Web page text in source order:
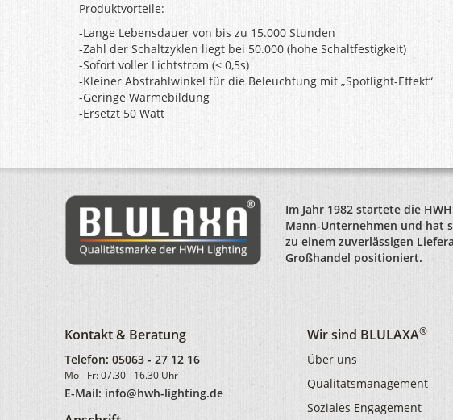
Produktvorteile:
-Lange Lebensdauer von bis zu 15.000 Stunden
-Zahl der Schaltzyklen liegt bei 50.000 (hohe Schaltfestigkeit)
-Sofort voller Lichtstrom (< 0,5s)
-Kleiner Abstrahlwinkel für die Beleuchtung mit „Spotlight-Effekt“
-Geringe Wärmebildung
-Ersetzt 50 Watt
Im Jahr 1982 startete die
Mann-Unternehmen und hat
zu einem zuverlässigen
Großhandel positioniert.
Kontakt & Beratung
Telefon: 05063 - 27 12 16
Mo - Fr: 07.30 - 16.30 Uhr
E-Mail: info@hwh-lighting.de
Wir sind BLULAXA®
Über uns
Qualitätsmanagement
Soziales Engagement